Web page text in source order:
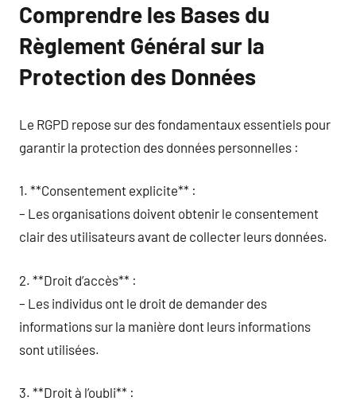
Comprendre les Bases du
Règlement Général sur la
Protection des Données
Le RGPD repose sur des fondamentaux essentiels pour
garantir la protection des données personnelles :
1. **Consentement explicite** :
– Les organisations doivent obtenir le consentement
clair des utilisateurs avant de collecter leurs données.
2. **Droit d’accès** :
– Les individus ont le droit de demander des
informations sur la manière dont leurs informations
sont utilisées.
3. **Droit à l’oubli** :